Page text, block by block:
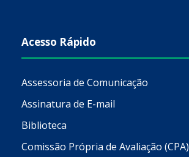
Acesso Rápido
Assessoria de Comunicação
Assinatura de E-mail
Biblioteca
Comissão Própria de Avaliação (CPA)